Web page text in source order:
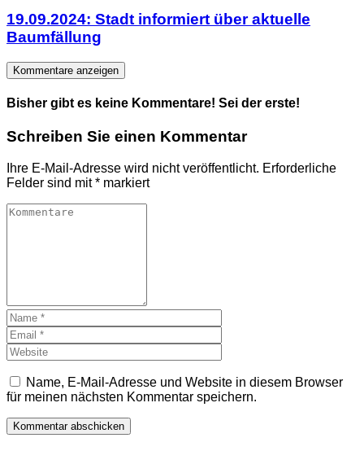
19.09.2024: Stadt informiert über aktuelle
Baumfällung
Kommentare anzeigen
Bisher gibt es keine Kommentare! Sei der erste!
Schreiben Sie einen Kommentar
Ihre E-Mail-Adresse wird nicht veröffentlicht. Erforderliche
Felder sind mit* markiert
Name, E-Mail-Adresse und Website in diesem Browser
für meinen nächsten Kommentar speichern.